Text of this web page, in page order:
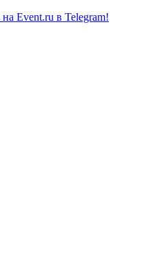
Event.ru в Telegram!